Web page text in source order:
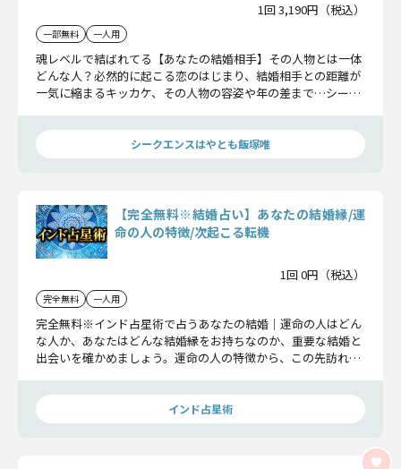
1回 3,190円（税込）
一部無料 一人用
魂レベルで結ばれてる【あなたの結婚相手】その人物とは一体
どんな人？必然的に起こる恋のはじまり、結婚相手との距離が
一気に縮まるキッカケ、その人物の容姿や年の差まで…シーク
を明かします！
シークエンスはやとも飯塚唯
【完全無料※結婚占い】あなたの結婚縁/運
命の人の特徴/次起こる転機
1回 0円（税込）
完全無料 一人用
完全無料※インド占星術で占うあなたの結婚｜運命の人はどん
な人か、あなたはどんな結婚縁をお持ちなのか、重要な結婚と
出会いを確かめましょう。運命の人の特徴から、この先訪れる
インド占星術